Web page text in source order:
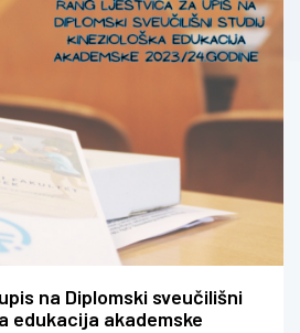
na Diplomski sveučilišni
edukacija akademske